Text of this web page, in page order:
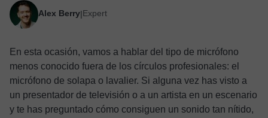
Alex Berry|Expert
En esta ocasión, vamos a hablar del tipo de micrófono
menos conocido fuera de los círculos profesionales: el
micrófono de solapa o lavalier. Si alguna vez has visto a
un presentador de televisión o a un artista en un escenario
y te has preguntado cómo consiguen un sonido tan nítido,